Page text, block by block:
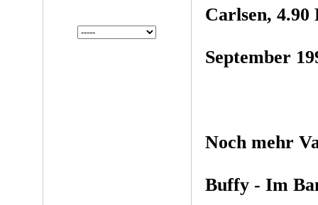
Carlsen, 4.90
September
Noch mehr
Buffy - Im